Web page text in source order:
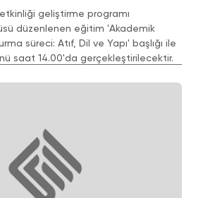
geliştirme programı
düzenlenen eğitim 'Akademik
süreci: Atıf, Dil ve Yapı' başlığı ile
saat 14.00'da gerçekleştirilecektir.